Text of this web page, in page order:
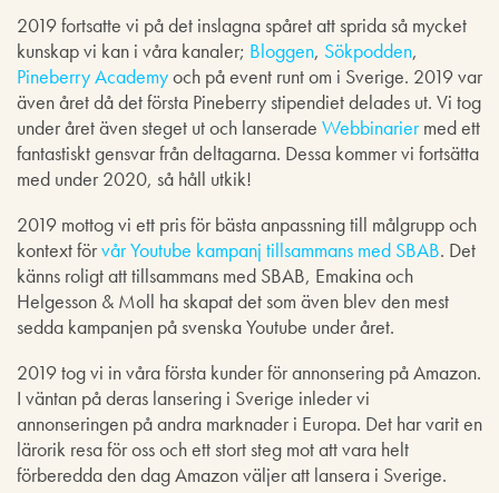
2019 fortsatte vi på det inslagna spåret att sprida så mycket
kunskap vi kan i våra kanaler; Bloggen, Sökpodden,
Pineberry Academyoch på event runt om i Sverige. 2019 var
även året då det första Pineberry stipendiet delades ut. Vi tog
under året även steget ut och lanserade Webbinariermed ett
fantastiskt gensvar från deltagarna. Dessa kommer vi fortsätta
med under 2020, så håll utkik!
2019 mottog vi ett pris för bästa anpassning till målgrupp och
kontext förvår Youtube kampanj tillsammans med SBAB. Det
känns roligt att tillsammans med SBAB, Emakina och
Helgesson & Moll ha skapat det som även blev den mest
sedda kampanjen på svenska Youtube under året.
2019 tog vi in våra första kunder för annonsering på Amazon.
I väntan på deras lansering i Sverige inleder vi
annonseringen på andra marknader i Europa. Det har varit en
lärorik resa för oss och ett stort steg mot att vara helt
förberedda den dag Amazon väljer att lansera i Sverige.